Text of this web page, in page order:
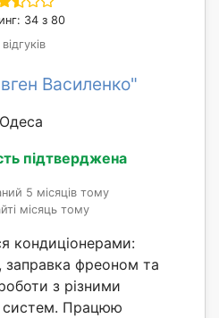
34 з 80
Василенко"
Одеса
підтверджена
5 місяців тому
місяць тому
кондиціонерами:
заправка фреоном та
з різними
систем. Працюю